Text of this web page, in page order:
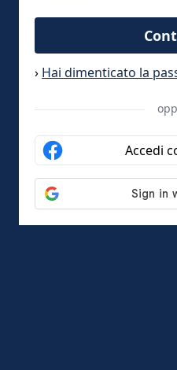
› Hai dimenticato la
Accedi